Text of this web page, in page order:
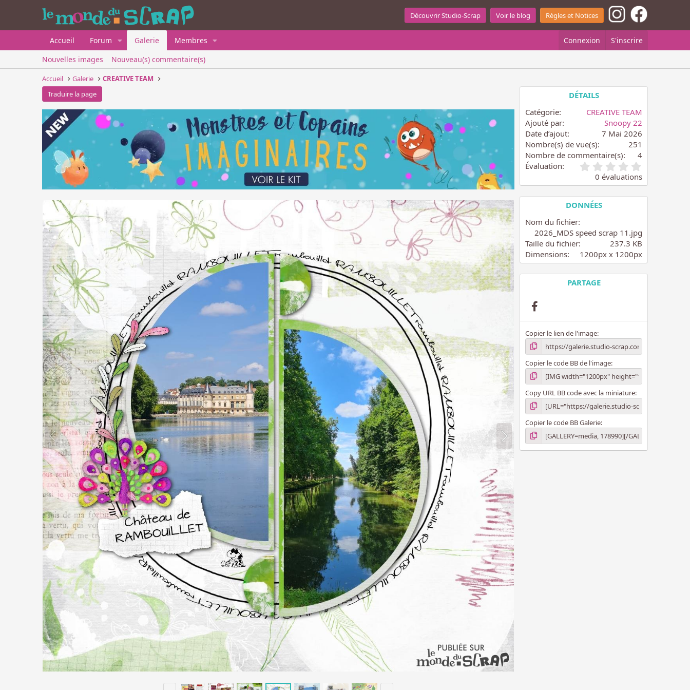
Découvrir Studio-Scrap Voir le blog Règles et Notices
Accueil Forum Galerie Membres Connexion
S'inscrire
Nouvelles images
Nouveau(s) commentaire(s)
Accueil Galerie
CREATIVE TEAM
Traduire la page
DÉTAILS
Catégorie
CREATIVE TEAM
Ajouté par
Snoopy 22
Date d’ajout
7 Mai 2026
Nombre(s) de vue(s)
251
Nombre de commentaire(s)
4
Évaluation
.
0
0
(
s
)
0 évaluations
DONNÉES
Nom du fichier
2026_MDS speed scrap 11.jpg
Taille du fichier
237.3 KB
Dimensions
1200px x 1200px
PARTAGE
Copier le lien de l'image
Copier le code BB de l'image
Copy URL BB code avec la miniature
Copier le code BB Galerie